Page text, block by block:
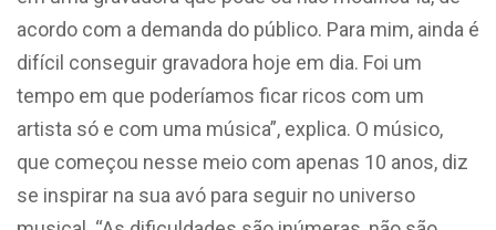
acordo com a demanda do público. Para mim, ainda é
difícil conseguir gravadora hoje em dia. Foi um
tempo em que poderíamos ficar ricos com um
artista só e com uma música”, explica. O músico,
que começou nesse meio com apenas 10 anos, diz
se inspirar na sua avó para seguir no universo